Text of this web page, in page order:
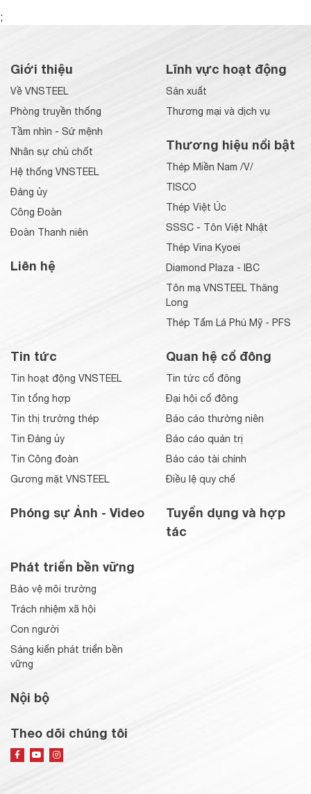
;
Giới thiệu
Về VNSTEEL
Phòng truyền thống
Tầm nhìn - Sứ mệnh
Nhân sự chủ chốt
Hệ thống VNSTEEL
Đảng ủy
Công Đoàn
Đoàn Thanh niên
Liên hệ
Lĩnh vực hoạt động
Sản xuất
Thương mại và dịch vụ
Thương hiệu nổi bật
Thép Miền Nam /V/
TISCO
Thép Việt Úc
SSSC - Tôn Việt Nhật
Thép Vina Kyoei
Diamond Plaza - IBC
Tôn mạ VNSTEEL Thăng
Long
Thép Tấm Lá Phú Mỹ - PFS
Tin tức
Tin hoạt động VNSTEEL
Tin tổng hợp
Tin thị trường thép
Tin Đảng ủy
Tin Công đoàn
Gương mặt VNSTEEL
Phóng sự Ảnh - Video
Quan hệ cổ đông
Tin tức cổ đông
Đại hội cổ đông
Báo cáo thường niên
Báo cáo quản trị
Báo cáo tài chính
Điều lệ quy chế
Tuyển dụng và hợp
tác
Phát triển bền vững
Bảo vệ môi trường
Trách nhiệm xã hội
Con người
Sáng kiến phát triển bền
vững
Nội bộ
Theo dõi chúng tôi